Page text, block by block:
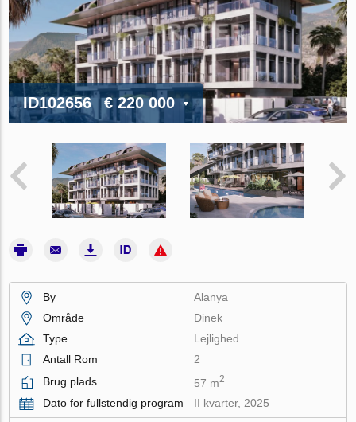
ID102656 € 220 000
By
Alanya
Område
Dinek
Type
Lejlighed
Antall Rom
2
Brug plads
57 m2
Dato for fullstendig program II kvarter, 2025